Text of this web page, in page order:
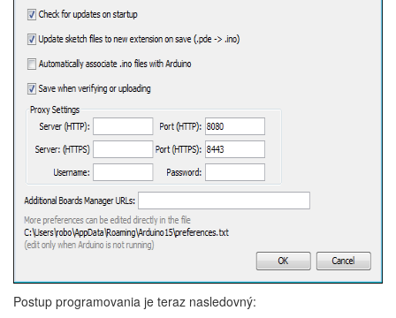
Postup programovania je teraz nasledovný: